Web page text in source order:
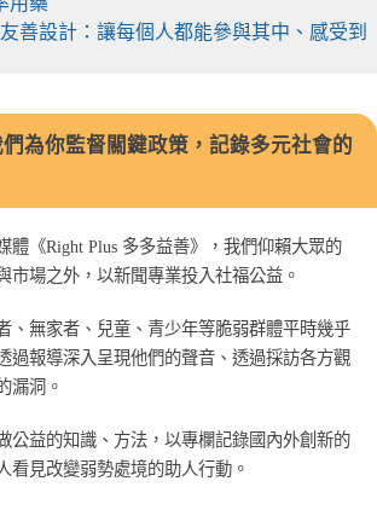
善設計：讓每個人都能參與其中、感受到
為你監督關鍵政策，記錄多元社會的
體《Right Plus 多多益善》，我們仰賴大眾的
市場之外，以新聞專業投入社福公益。
、無家者、兒童、青少年等脆弱群體平時幾乎
過報導深入呈現他們的聲音、透過採訪各方觀
漏洞。
公益的知識、方法，以專欄記錄國內外創新的
看見改變弱勢處境的助人行動。